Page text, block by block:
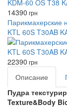
14390 грн
Парикмахерские
KTL 60S T30AB
22390 грн
Описание
Пудра
Texture&Body